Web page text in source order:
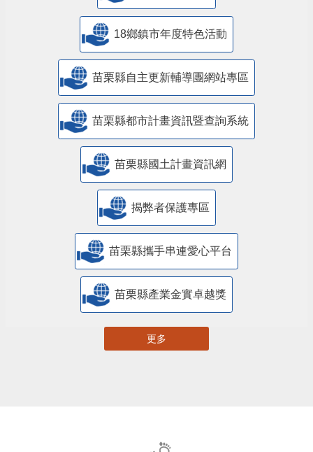
18鄉鎮市年度特色活動
苗栗縣自主更新輔導團網站專區
苗栗縣都市計畫資訊暨查詢系統
苗栗縣國土計畫資訊網
揭弊者保護專區
苗栗縣攜手串連愛心平台
苗栗縣產業金實卓越獎
更多